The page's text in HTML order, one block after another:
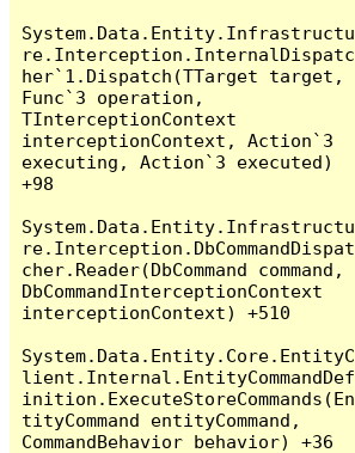
System.Data.Entity.Infrastructu
re.Interception.InternalDispatc
her`1.Dispatch(TTarget target,
Func`3 operation,
TInterceptionContext
interceptionContext, Action`3
executing, Action`3 executed)
+98
System.Data.Entity.Infrastructu
re.Interception.DbCommandDispat
cher.Reader(DbCommand command,
DbCommandInterceptionContext
interceptionContext) +510
System.Data.Entity.Core.EntityC
lient.Internal.EntityCommandDef
inition.ExecuteStoreCommands(En
tityCommand entityCommand,
CommandBehavior behavior) +36